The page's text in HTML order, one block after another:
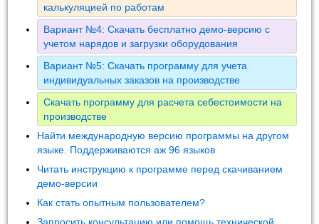
калькуляцией по работам
Вариант №4: Скачать бесплатно демо-версию с
учетом нарядов и загрузки оборудования
Вариант №5: Скачать программу для учета
индивидуальных заказов на производстве
Скачать программу для расчета себестоимости на
производстве
Найти международную версию программы на другом
языке. Поддерживаются аж 96 языков
Читать инструкцию к программе перед скачиванием
демо-версии
Как стать опытным пользователем?